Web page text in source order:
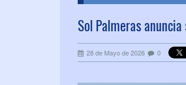
Sol Palmeras
28 de Mayo de 2026 0